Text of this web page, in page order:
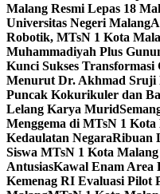
Malang Resmi Lepas 18
Universitas Negeri Malang
Robotik, MTsN 1 Kota
Muhammadiyah Plus
Kunci Sukses
Menurut Dr. Akhmad Sruji
Puncak Kokurikuler dan
Lelang Karya Murid
Menggema di MTsN 1
Kedaulatan NegaraRibuan
Siswa MTsN 1 Kota
AntusiasKawal Enam Area
Kemenag RI Evaluasi